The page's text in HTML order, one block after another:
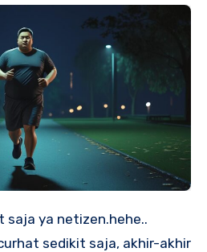
saja ya netizen.hehe..
sedikit saja, akhir-akhir